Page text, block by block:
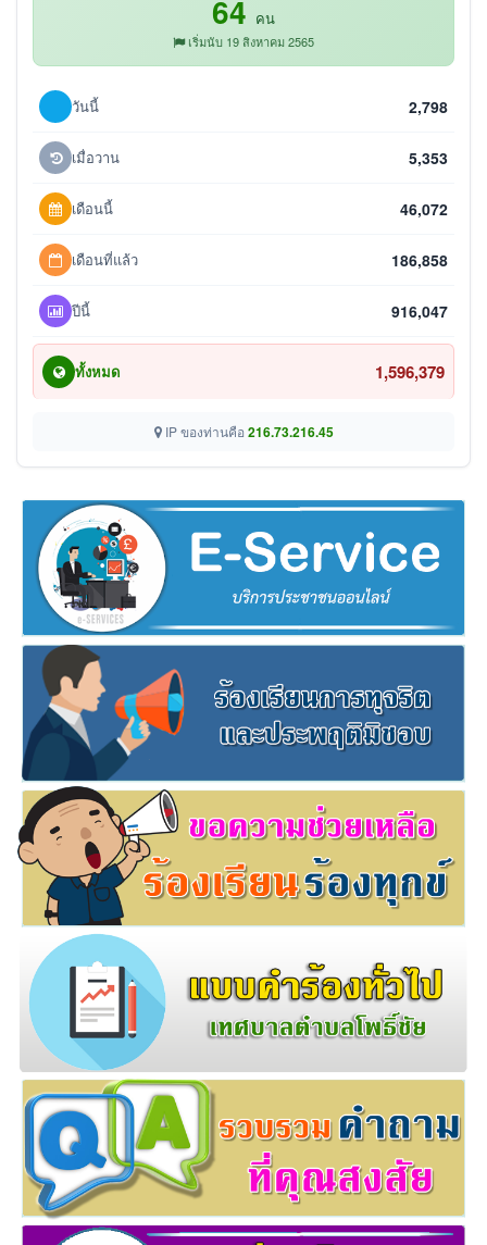
64 คน
เริ่มนับ 19 สิงหาคม 2565
วันนี้ 2,798
เมื่อวาน 5,353
เดือนนี้ 46,072
เดือนที่แล้ว 186,858
ปีนี้ 916,047
ทั้งหมด 1,596,379
IP ของท่านคือ 216.73.216.45